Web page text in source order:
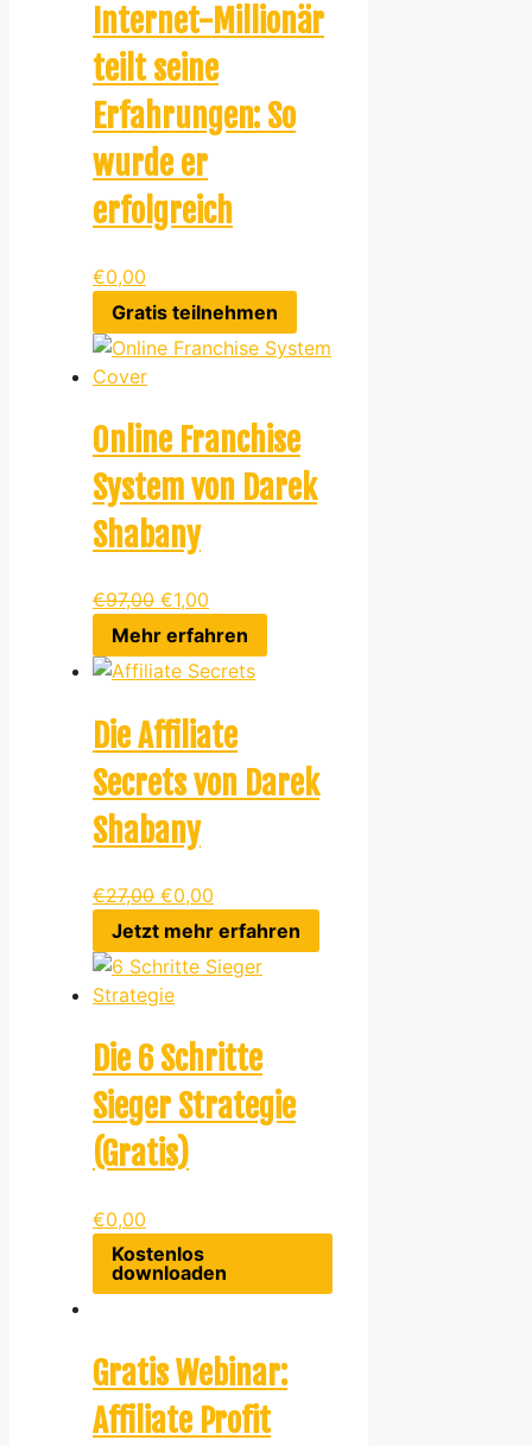
Internet-Millionär
teilt seine
Erfahrungen: So
wurde er
erfolgreich
€0,00
Gratis teilnehmen
Online Franchise
System von Darek
Shabany
€97,00 €1,00
Mehr erfahren
Die Affiliate
Secrets von Darek
Shabany
€27,00 €0,00
Jetzt mehr erfahren
Die 6 Schritte
Sieger Strategie
(Gratis)
€0,00
Kostenlos
downloaden
Gratis Webinar:
Affiliate Profit